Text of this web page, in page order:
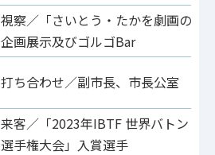
視察／「さいとう・たかを劇画の世
企画展示及びゴルゴBar
打ち合わせ／副市長、市長公室
来客／「2023年IBTF 世界バトント
選手権大会」入賞選手